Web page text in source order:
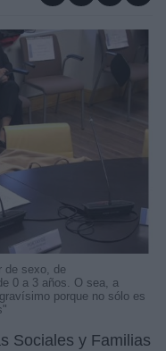
de sexo, de
0 a 3 años. O sea, a
porque no sólo es
Sociales y Familias